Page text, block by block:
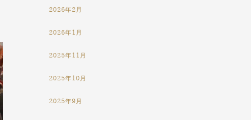
2026年2月
2026年1月
2025年11月
2025年10月
2025年9月